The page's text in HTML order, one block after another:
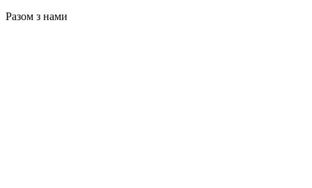
Разом з нами